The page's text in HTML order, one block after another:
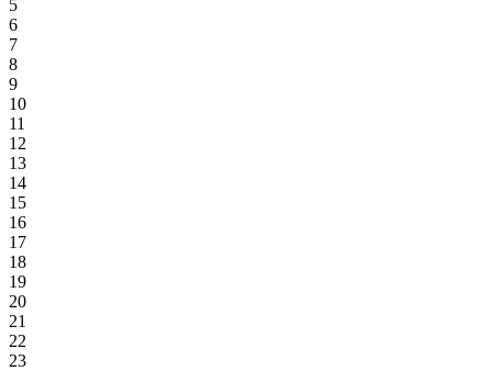
5
6
7
8
9
10
11
12
13
14
15
16
17
18
19
20
21
22
23